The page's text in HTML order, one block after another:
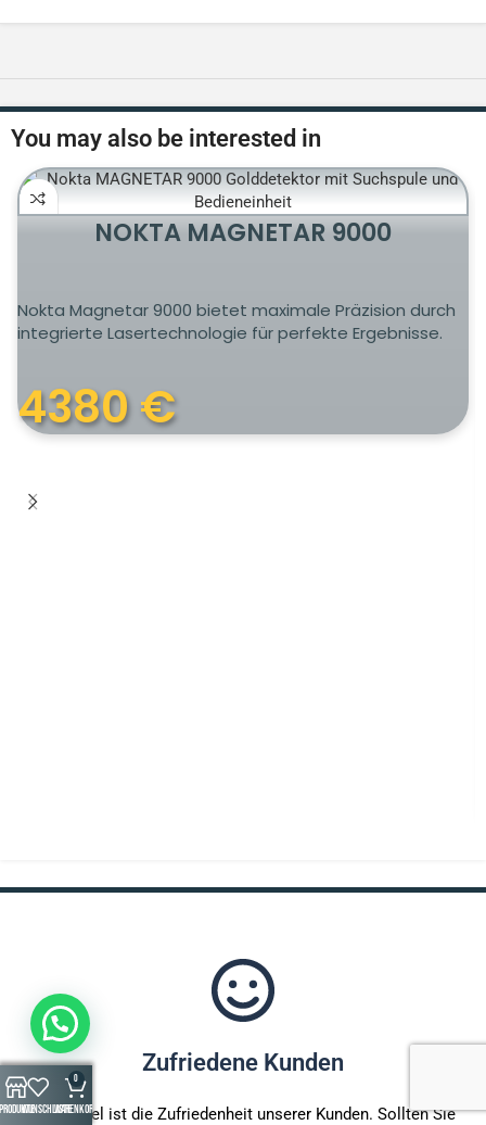
You may also be interested in
NOKTA MAGNETAR 9000
Nokta Magnetar 9000 bietet maximale Präzision durch
integrierte Lasertechnologie für perfekte Ergebnisse.
4380€
Zufriedene Kunden
Unser Ziel ist die Zufriedenheit unserer Kunden. Sollten Sie
Wunschliste
0
Warenkorb